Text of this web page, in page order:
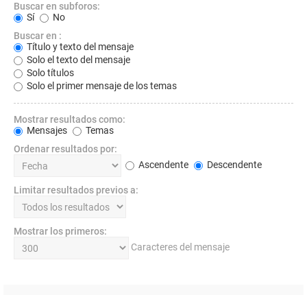
Buscar en subforos:
Sí
No
Buscar en :
Título y texto del mensaje
Solo el texto del mensaje
Solo títulos
Solo el primer mensaje de los temas
Mostrar resultados como:
Mensajes
Temas
Ordenar resultados por:
Ascendente
Descendente
Limitar resultados previos a:
Mostrar los primeros:
Caracteres del mensaje